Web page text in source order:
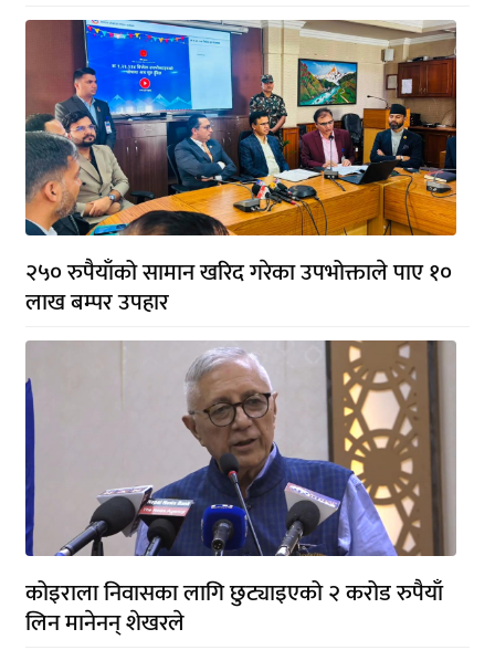
२५० रुपैयाँको सामान खरिद गरेका उपभोक्ताले पाए १०
लाख बम्पर उपहार
कोइराला निवासका लागि छुट्याइएको २ करोड रुपैयाँ
लिन मानेनन् शेखरले